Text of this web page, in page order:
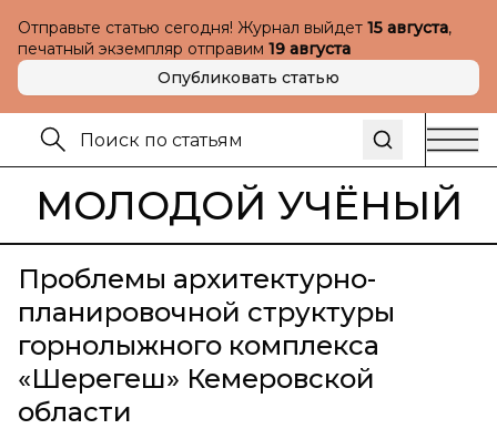
Отправьте статью сегодня! Журнал выйдет 15 августа,
печатный экземпляр отправим 19 августа
Опубликовать статью
МОЛОДОЙ УЧЁНЫЙ
Проблемы архитектурно-
планировочной структуры
горнолыжного комплекса
«Шерегеш» Кемеровской
области